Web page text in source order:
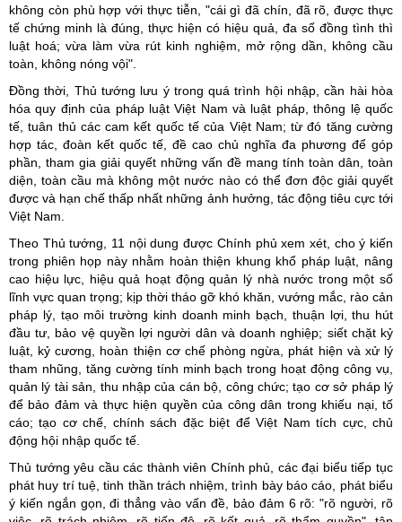
không còn phù hợp với thực tiễn, "cái gì đã chín, đã rõ, được thực
tế chứng minh là đúng, thực hiện có hiệu quả, đa số đồng tình thì
luật hoá; vừa làm vừa rút kinh nghiệm, mở rộng dần, không cầu
toàn, không nóng vội".
Đồng thời, Thủ tướng lưu ý trong quá trình hội nhập, cần hài hòa
hóa quy định của pháp luật Việt Nam và luật pháp, thông lệ quốc
tế, tuân thủ các cam kết quốc tế của Việt Nam; từ đó tăng cường
hợp tác, đoàn kết quốc tế, đề cao chủ nghĩa đa phương để góp
phần, tham gia giải quyết những vấn đề mang tính toàn dân, toàn
diện, toàn cầu mà không một nước nào có thể đơn độc giải quyết
được và hạn chế thấp nhất những ảnh hưởng, tác động tiêu cực tới
Việt Nam.
Theo Thủ tướng, 11 nội dung được Chính phủ xem xét, cho ý kiến
trong phiên họp này nhằm hoàn thiện khung khổ pháp luật, nâng
cao hiệu lực, hiệu quả hoạt động quản lý nhà nước trong một số
lĩnh vực quan trọng; kịp thời tháo gỡ khó khăn, vướng mắc, rào cản
pháp lý, tạo môi trường kinh doanh minh bạch, thuận lợi, thu hút
đầu tư, bảo vệ quyền lợi người dân và doanh nghiệp; siết chặt kỷ
luật, kỷ cương, hoàn thiện cơ chế phòng ngừa, phát hiện và xử lý
tham nhũng, tăng cường tính minh bạch trong hoạt động công vụ,
quản lý tài sản, thu nhập của cán bộ, công chức; tạo cơ sở pháp lý
để bảo đảm và thực hiện quyền của công dân trong khiếu nại, tố
cáo; tạo cơ chế, chính sách đặc biệt để Việt Nam tích cực, chủ
động hội nhập quốc tế.
Thủ tướng yêu cầu các thành viên Chính phủ, các đại biểu tiếp tục
phát huy trí tuệ, tinh thần trách nhiệm, trình bày báo cáo, phát biểu
ý kiến ngắn gọn, đi thẳng vào vấn đề, bảo đảm 6 rõ: "rõ người, rõ